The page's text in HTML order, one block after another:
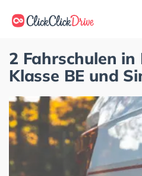
2 Fahrschulen
Klasse BE und